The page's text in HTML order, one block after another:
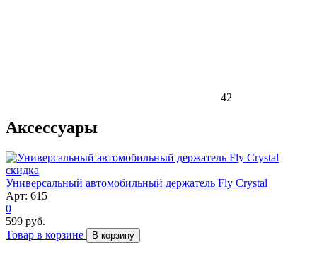
42
Аксессуары
скидка
Универсальный автомобильный держатель Fly Crystal
Арт: 615
0
599 руб.
Товар в корзине
В корзину